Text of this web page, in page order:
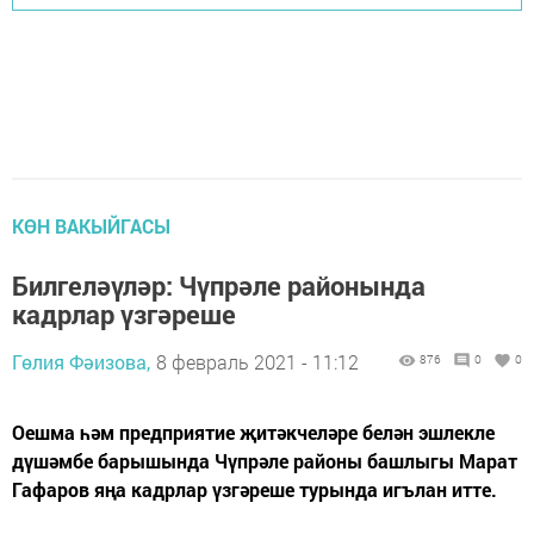
КӨН ВАКЫЙГАСЫ
Билгеләүләр: Чүпрәле районында
кадрлар үзгәреше
Гөлия Фәизова, 8 февраль 2021 - 11:12 876 0 0
Оешма һәм предприятие җитәкчеләре белән эшлекле
дүшәмбе барышында Чүпрәле районы башлыгы Марат
Гафаров яңа кадрлар үзгәреше турында игълан итте.